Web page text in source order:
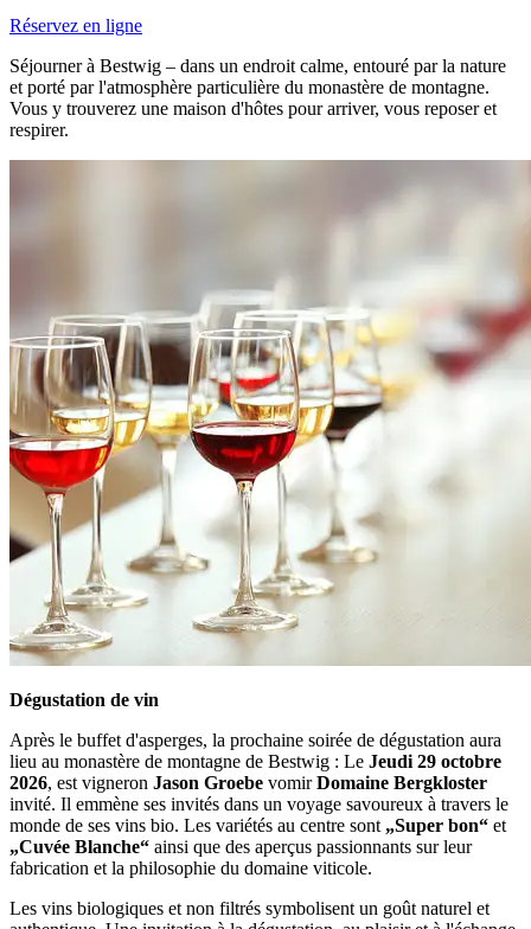
Réservez en ligne
Séjourner à Bestwig – dans un endroit calme, entouré par la nature
et porté par l'atmosphère particulière du monastère de montagne.
Vous y trouverez une maison d'hôtes pour arriver, vous reposer et
respirer.
Dégustation de vin
Après le buffet d'asperges, la prochaine soirée de dégustation aura
lieu au monastère de montagne de Bestwig : Le Jeudi 29 octobre
2026, est vigneron Jason Groebe vomirDomaine Bergkloster
invité. Il emmène ses invités dans un voyage savoureux à travers le
monde de ses vins bio. Les variétés au centre sont „Super bon“ et
„Cuvée Blanche“ ainsi que des aperçus passionnants sur leur
fabrication et la philosophie du domaine viticole.
Les vins biologiques et non filtrés symbolisent un goût naturel et